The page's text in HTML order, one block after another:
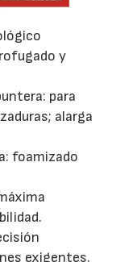
y
para
alarga
foamizado
exigentes.